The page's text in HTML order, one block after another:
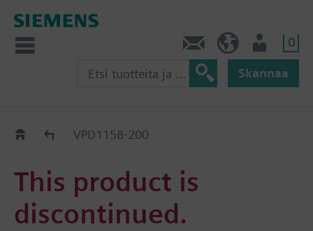
0
Skannaa
Old2NewVPD115B-200
This product is
discontinued.